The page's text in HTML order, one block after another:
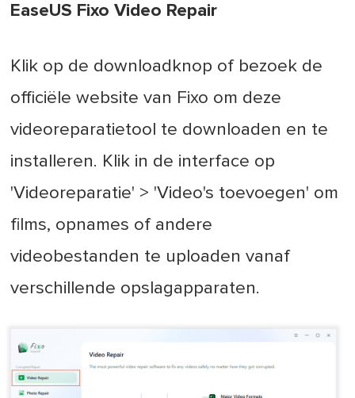
EaseUS Fixo Video Repair
Klik op de downloadknop of bezoek de
officiële website van Fixo om deze
videoreparatietool te downloaden en te
installeren. Klik in de interface op
'Videoreparatie' > 'Video's toevoegen' om
films, opnames of andere
videobestanden te uploaden vanaf
verschillende opslagapparaten.